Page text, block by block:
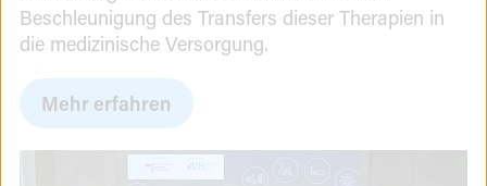
Beschleunigung des Transfers dieser Therapien in
die medizinische Versorgung.
Mehr erfahren